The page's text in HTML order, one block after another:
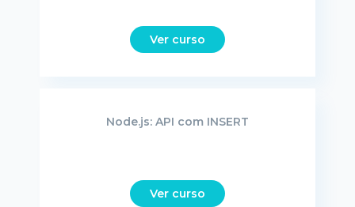
Ver curso
Node.js: API com INSERT
Ver curso